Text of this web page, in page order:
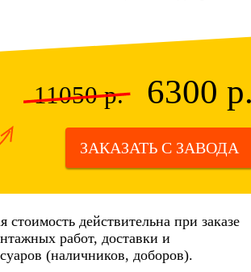
11050 р. 6300 р.
ЗАКАЗАТЬ С ЗАВОДА
стоимость действительна при заказе
работ, доставки и
(наличников, доборов).